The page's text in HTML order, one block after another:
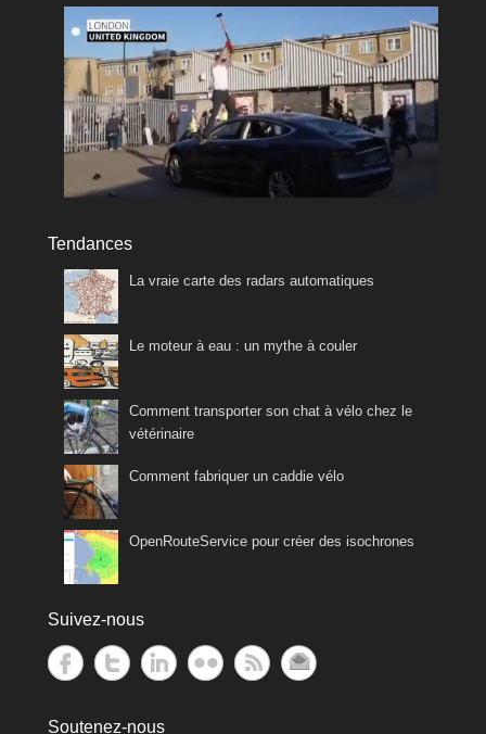
Tendances
La vraie carte des radars automatiques
Le moteur à eau : un mythe à couler
Comment transporter son chat à vélo chez le
vétérinaire
Comment fabriquer un caddie vélo
OpenRouteService pour créer des isochrones
Suivez-nous
Soutenez-nous